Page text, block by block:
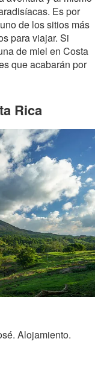
Es por
de los sitios más
para viajar. Si
de miel en Costa
que acabarán por
Rica
Alojamiento.